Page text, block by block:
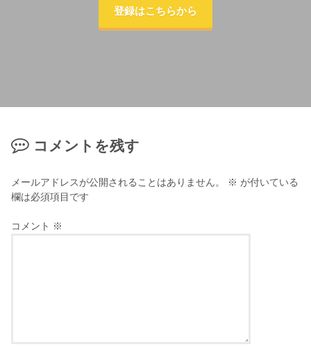
登録はこちらから
コメントを残す
メールアドレスが公開されることはありません。 ※ が付いている
欄は必須項目です
コメント ※